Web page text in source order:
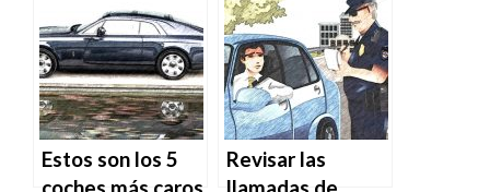
Google por
países
viral
Estos son los 5
coches más caros
Revisar las
llamadas de